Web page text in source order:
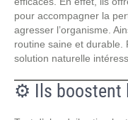
pour accompagner la
agresser l’organisme.
routine saine et durable.
solution naturelle
⚙️ Ils boostent